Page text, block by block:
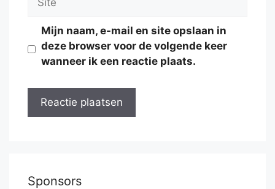
Mijn naam, e-mail en site opslaan in
deze browser voor de volgende keer
wanneer ik een reactie plaats.
Sponsors